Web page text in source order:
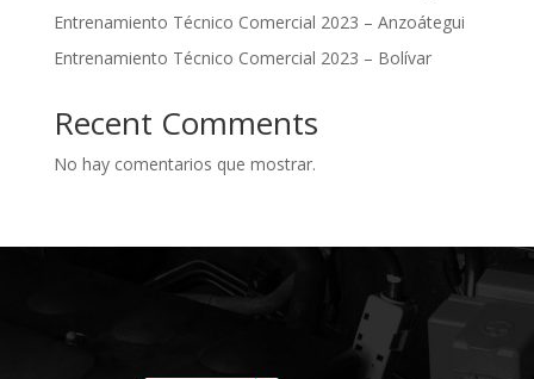
Entrenamiento Técnico Comercial 2023 – Anzoátegui
Entrenamiento Técnico Comercial 2023 – Bolívar
Recent Comments
No hay comentarios que mostrar.